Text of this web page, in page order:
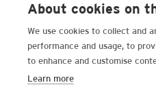
About cookies on
We use cookies to collect and
performance and usage, to
to enhance and customise
Learn more